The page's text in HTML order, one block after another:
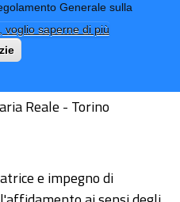
Generale sulla
voglio saperne di più
Bagetto
aggiornamento: 19/07/2023 - 14:52
Reale - Torino
e impegno di